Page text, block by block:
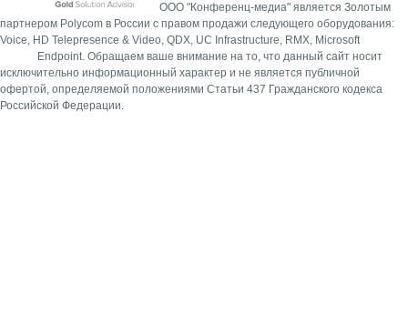
ООО "Конференц-медиа" является Золотым
партнером Polycom в России с правом продажи следующего оборудования:
Voice, HD Telepresence & Video, QDX, UC Infrastructure, RMX, Microsoft
Endpoint. Обращаем ваше внимание на то, что данный сайт носит
исключительно информационный характер и не является публичной
офертой, определяемой положениями Статьи 437 Гражданского кодекса
Российской Федерации.